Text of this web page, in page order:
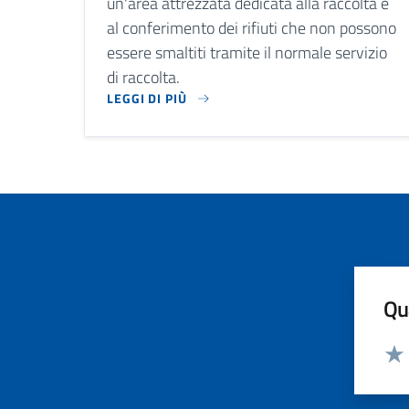
al conferimento dei rifiuti che non possono
essere smaltiti tramite il normale servizio
di raccolta.
LEGGI DI PIÙ
LA PIATTAFORMA ECOLOGICA DEL COMUNE È